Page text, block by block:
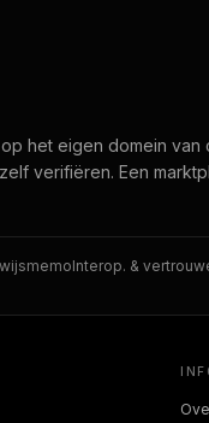
het eigen domein van
verifiëren. Een
Interop. &